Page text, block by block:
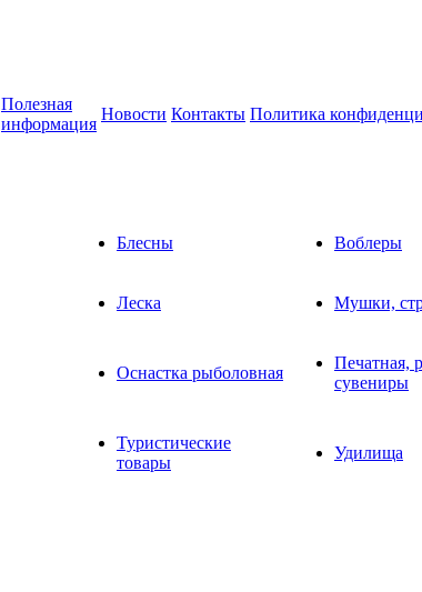
Полезная
информация
Новости Контакты Политика
Блесны Воблеры
Леска Мушки,
Оснастка рыболовная
Печатная,
сувениры
Туристические
товары
Удилища